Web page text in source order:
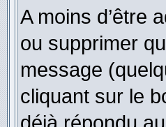
A moins d’être
ou supprimer
message
cliquant sur le